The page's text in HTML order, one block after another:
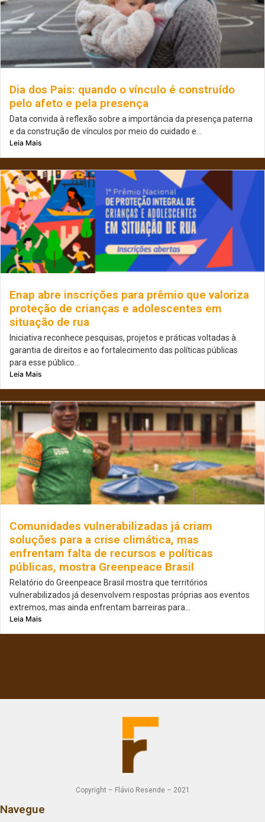
Dia dos Pais: quando o vínculo é construído
pelo afeto e pela presença
Data convida à reflexão sobre a importância da presença paterna
e da construção de vínculos por meio do cuidado e...
Leia Mais
Enap abre inscrições para prêmio que valoriza
proteção de crianças e adolescentes em
situação de rua
Iniciativa reconhece pesquisas, projetos e práticas voltadas à
garantia de direitos e ao fortalecimento das políticas públicas
para esse público...
Leia Mais
Comunidades vulnerabilizadas já criam
soluções para a crise climática, mas
enfrentam falta de recursos e políticas
públicas, mostra Greenpeace Brasil
Relatório do Greenpeace Brasil mostra que territórios
vulnerabilizados já desenvolvem respostas próprias aos eventos
extremos, mas ainda enfrentam barreiras para...
Leia Mais
Copyright – Flávio Resende – 2021
Navegue